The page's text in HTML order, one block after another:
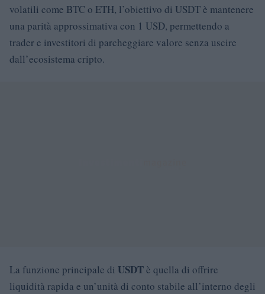
volatili come BTC o ETH, l’obiettivo di USDT è mantenere
una parità approssimativa con 1 USD, permettendo a
trader e investitori di parcheggiare valore senza uscire
dall’ecosistema cripto.
La funzione principale di USDTè quella di offrire
liquidità rapida e un’unità di conto stabile all’interno degli